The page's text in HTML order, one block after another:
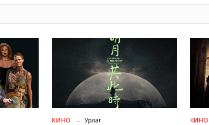
КИНО Урлаг КИНО